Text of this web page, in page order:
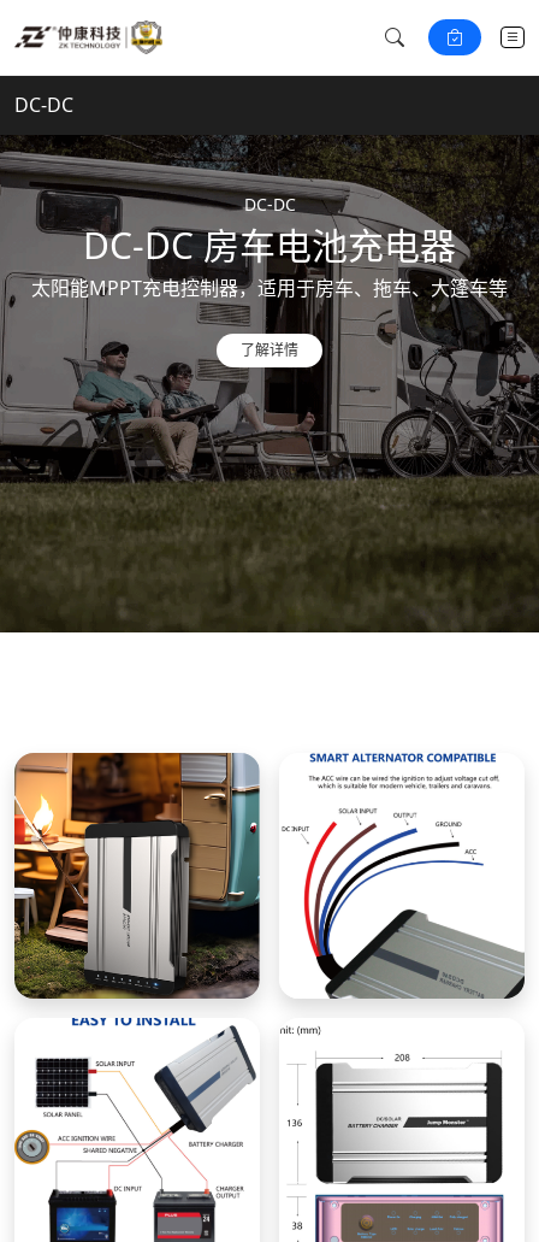
DC-DC
DC-DC
DC-DC 房车电池充电器
太阳能MPPT充电控制器，适用于房车、拖车、大篷车等
了解详情